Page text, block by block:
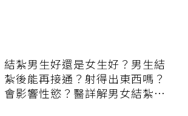
結紮男生好還是女生好？男生結
紮後能再接通？射得出東西嗎？
會影響性慾？醫詳解男女結紮差